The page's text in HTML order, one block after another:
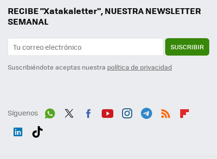
RECIBE "Xatakaletter", NUESTRA NEWSLETTER
SEMANAL
SUSCRIBIR
Suscribiéndote aceptas nuestra política de privacidad
Síguenos